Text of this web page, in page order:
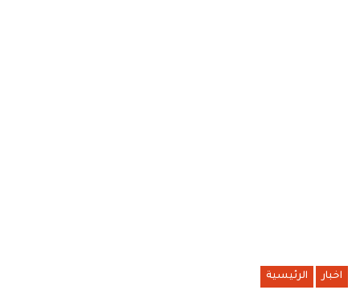
اخبار الرئيسية